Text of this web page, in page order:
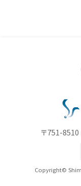
〒751-
Copyright©